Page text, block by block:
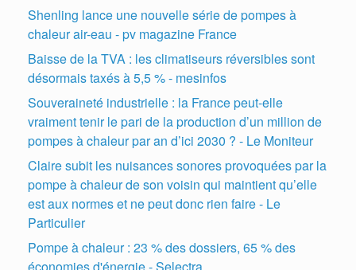
Shenling lance une nouvelle série de pompes à
chaleur air-eau - pv magazine France
Baisse de la TVA : les climatiseurs réversibles sont
désormais taxés à 5,5 % - mesinfos
Souveraineté industrielle : la France peut-elle
vraiment tenir le pari de la production d’un million de
pompes à chaleur par an d’ici 2030 ? - Le Moniteur
Claire subit les nuisances sonores provoquées par la
pompe à chaleur de son voisin qui maintient qu’elle
est aux normes et ne peut donc rien faire - Le
Particulier
Pompe à chaleur : 23 % des dossiers, 65 % des
économies d'énergie - Selectra